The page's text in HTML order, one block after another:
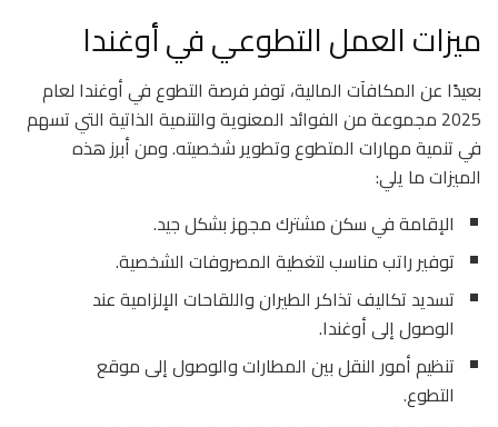
ميزات العمل التطوعي في أوغندا
بعيدًا عن المكافآت المالية، توفر فرصة التطوع في أوغندا لعام
2025 مجموعة من الفوائد المعنوية والتنمية الذاتية التي تسهم
في تنمية مهارات المتطوع وتطوير شخصيته. ومن أبرز هذه
الميزات ما يلي:
الإقامة في سكن مشترك مجهز بشكل جيد.
توفير راتب مناسب لتغطية المصروفات الشخصية.
تسديد تكاليف تذاكر الطيران واللقاحات الإلزامية عند
الوصول إلى أوغندا.
تنظيم أمور النقل بين المطارات والوصول إلى موقع
التطوع.